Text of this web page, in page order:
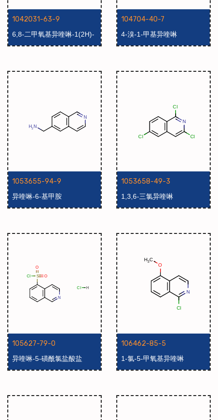
1042031-63-9
6,8-二甲氧基异喹啉-1(2H)-
酮
104704-40-7
4-溴-1-甲基异喹啉
1053655-94-9
异喹啉-6-基甲胺
1053658-49-3
1,3,6-三氯异喹啉
105627-79-0
异喹啉-5-磺酰氯盐酸盐
106462-85-5
1-氯-5-甲氧基异喹啉